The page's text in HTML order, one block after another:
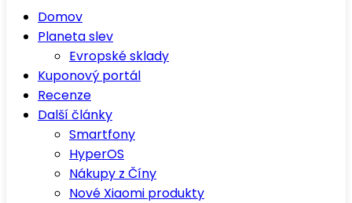
Domov
Planeta slev
Evropské sklady
Kuponový portál
Recenze
Další články
Smartfony
HyperOS
Nákupy z Číny
Nové Xiaomi produkty